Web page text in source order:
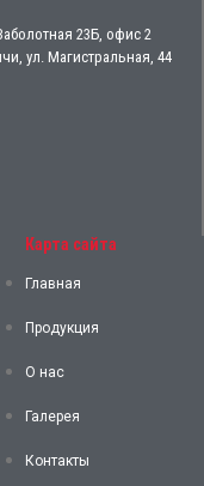
23Б, офис 2
ул. Магистральная, 44
Карта сайта
Главная
Продукция
О нас
Галерея
Контакты